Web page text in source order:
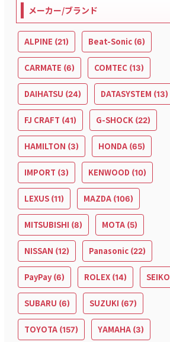
メーカー/ブランド
ALPINE (21) Beat-Sonic (6)
CARMATE (6) COMTEC (13)
DAIHATSU (24) DATASYSTEM (13)
FJ CRAFT (41) G-SHOCK (22)
HAMILTON (3) HONDA (65)
IMPORT (3) KENWOOD (10)
LEXUS (11) MAZDA (106)
MITSUBISHI (8) MOTA (5)
NISSAN (12) Panasonic (22)
PayPay(6) ROLEX (14) SEIKO
SUBARU (6) SUZUKI (67)
TOYOTA (157) YAMAHA (3)